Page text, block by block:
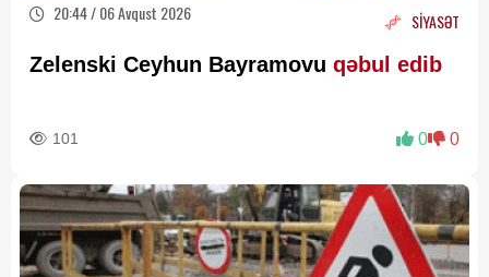
20:44 / 06 Avqust 2026 SİYASƏT
Zelenski Ceyhun Bayramovu qəbul edib
101 0 0